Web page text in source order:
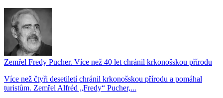
Zemřel Fredy Pucher. Více než 40 let chránil krkonošskou přírodu
Více než čtyři desetiletí chránil krkonošskou přírodu a pomáhal
turistům. Zemřel Alfréd „Fredy“ Pucher,...